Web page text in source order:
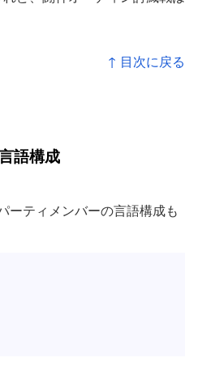
↑ 目次に戻る
語構成
ーティメンバーの言語構成も